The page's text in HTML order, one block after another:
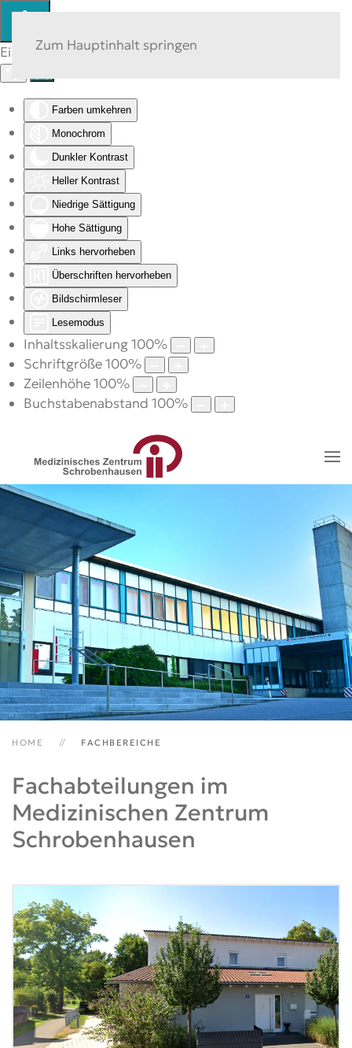
Eingabehilfen öffnen
Farben umkehren
Monochrom
Dunkler Kontrast
Heller Kontrast
Niedrige Sättigung
Hohe Sättigung
Links hervorheben
Überschriften hervorheben
Bildschirmleser
Lesemodus
Inhaltsskalierung100%
Schriftgröße100%
Zeilenhöhe100%
Buchstabenabstand 100%
Zum Hauptinhalt springen
HOME FACHBEREICHE
Fachabteilungen im
Medizinischen Zentrum
Schrobenhausen